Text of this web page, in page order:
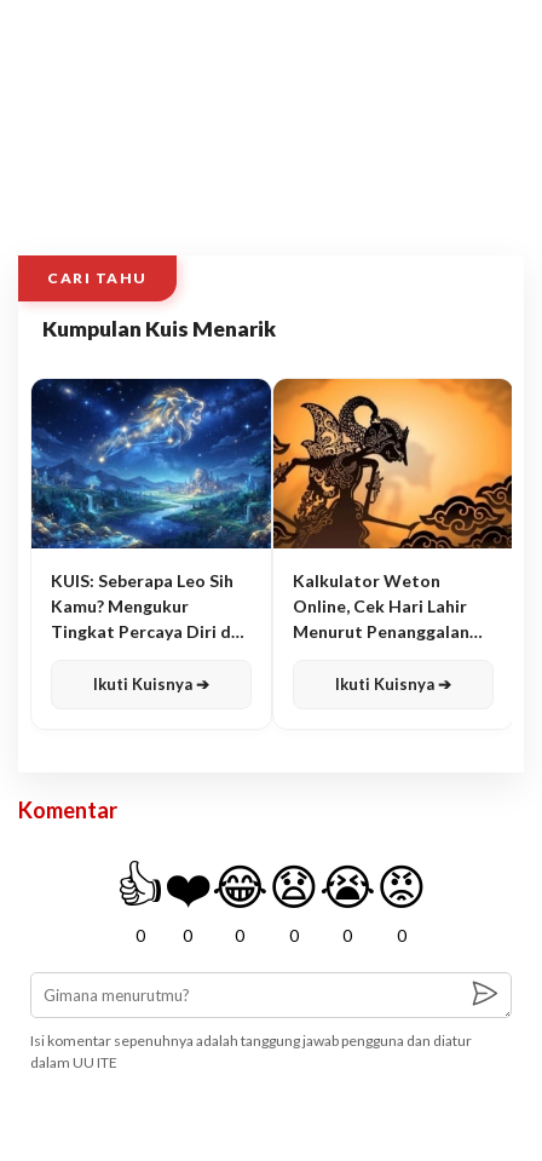
CARI TAHU
Kumpulan Kuis Menarik
KUIS: Seberapa Leo Sih
Kamu? Mengukur
Tingkat Percaya Diri dan
Ikuti Kuisnya ➔
Kalkulator Weton
Online, Cek Hari Lahir
Menurut Penanggalan
Ikuti Kuisnya ➔
Komentar
👍
0
❤️
0
😂
0
😧
0
😭
0
😡
0
Isi komentar sepenuhnya adalah tanggung jawab pengguna dan diatur
dalam UU ITE